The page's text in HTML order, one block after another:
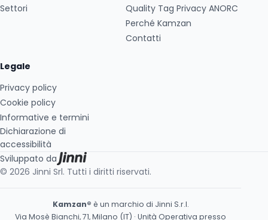
Settori
Quality Tag Privacy ANORC
Perché Kamzan
Contatti
Legale
Privacy policy
Cookie policy
Informative e termini
Dichiarazione di
accessibilità
Sviluppato da
© 2026 Jinni Srl. Tutti i diritti riservati.
Kamzan® è un marchio di Jinni S.r.l.
Via Mosè Bianchi, 71, Milano (IT) · Unità Operativa presso